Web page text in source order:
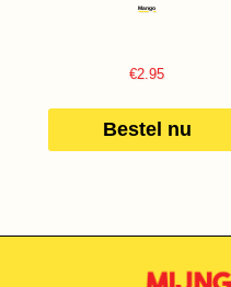
Mango
€2.95
Bestel nu